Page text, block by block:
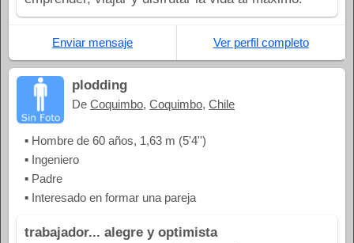
Enviar mensaje Ver perfil completo
plodding
De Coquimbo, Coquimbo, Chile
▪ Hombre de 60 años, 1,63 m (5'4'')
▪ Ingeniero
▪ Padre
▪ Interesado en formar una pareja
trabajador... alegre y optimista